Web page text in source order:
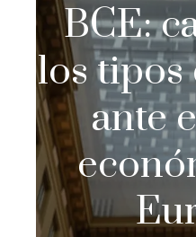
BCE:
los tipos
ante